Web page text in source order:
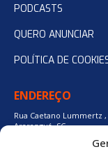
PODCASTS
QUERO ANUNCIAR
POLÍTICA DE
ENDEREÇO
Rua Caetano Lummertz
Araranguá, SC.